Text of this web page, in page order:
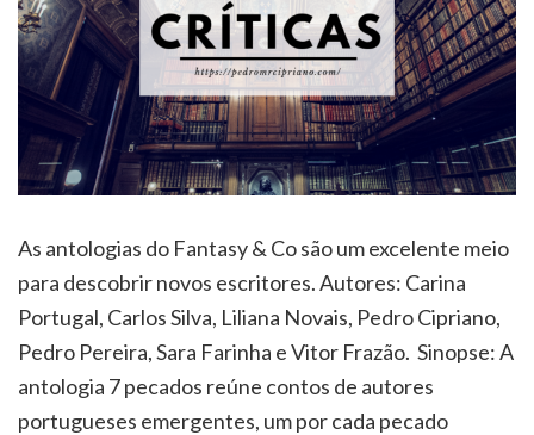
As antologias do Fantasy & Co são um excelente meio
para descobrir novos escritores. Autores: Carina
Portugal, Carlos Silva, Liliana Novais, Pedro Cipriano,
Pedro Pereira, Sara Farinha e Vitor Frazão. Sinopse: A
antologia 7 pecados reúne contos de autores
portugueses emergentes, um por cada pecado